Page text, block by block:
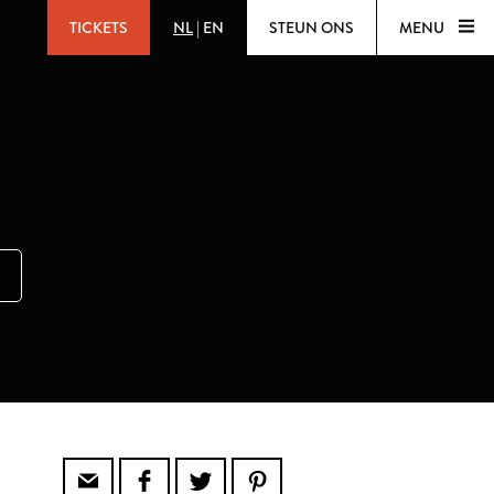
TICKETS NL | EN STEUN ONS MENU